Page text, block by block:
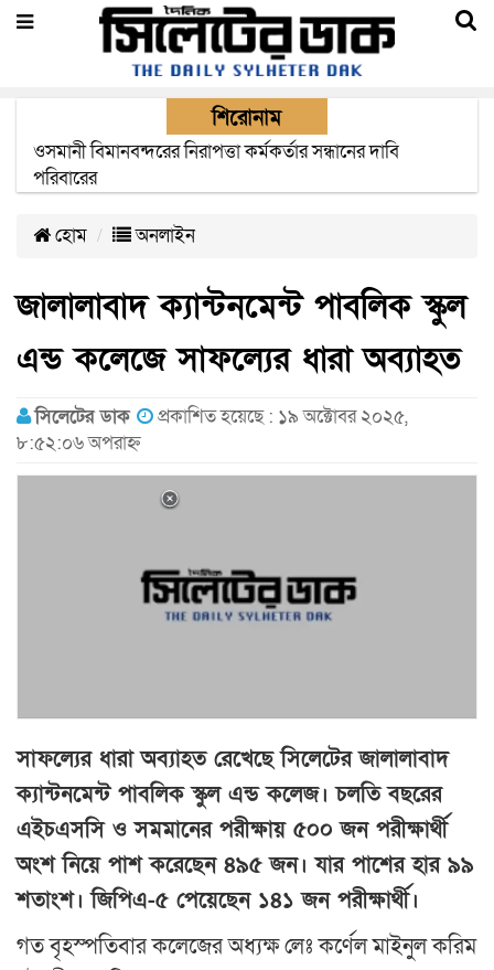
শিরোনাম
এক মাসের মধ্যে সিলেট-জাফলং রেললাইন নির্মাণ প্রকল্পের কাজ
দৃশ্যমান হবে- শ্রম মন্ত্রী
হোম অনলাইন
জালালাবাদ ক্যান্টনমেন্ট পাবলিক স্কুল
এন্ড কলেজে সাফল্যের ধারা অব্যাহত
সিলেটের ডাক
প্রকাশিত হয়েছে : ১৯ অক্টোবর ২০২৫,
৮:৫২:০৬ অপরাহ্ন
সাফল্যের ধারা অব্যাহত রেখেছে সিলেটের জালালাবাদ
ক্যান্টনমেন্ট পাবলিক স্কুল এন্ড কলেজ। চলতি বছরের
এইচএসসি ও সমমানের পরীক্ষায় ৫০০ জন পরীক্ষার্থী
অংশ নিয়ে পাশ করেছেন ৪৯৫ জন। যার পাশের হার ৯৯
শতাংশ। জিপিএ-৫ পেয়েছেন ১৪১ জন পরীক্ষার্থী।
গত বৃহস্পতিবার কলেজের অধ্যক্ষ লেঃ কর্ণেল মাইনুল করিম